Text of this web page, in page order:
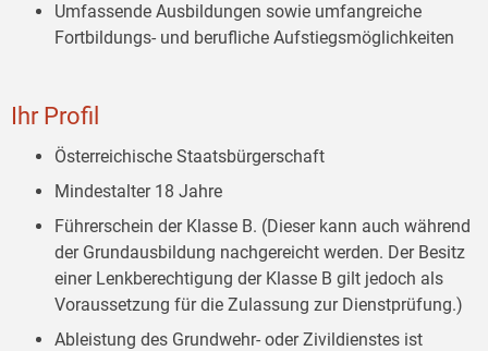
Umfassende Ausbildungen sowie umfangreiche
Fortbildungs- und berufliche Aufstiegsmöglichkeiten
Ihr Profil
Österreichische Staatsbürgerschaft
Mindestalter 18 Jahre
Führerschein der Klasse B. (Dieser kann auch während
der Grundausbildung nachgereicht werden. Der Besitz
einer Lenkberechtigung der Klasse B gilt jedoch als
Voraussetzung für die Zulassung zur Dienstprüfung.)
Ableistung des Grundwehr- oder Zivildienstes ist